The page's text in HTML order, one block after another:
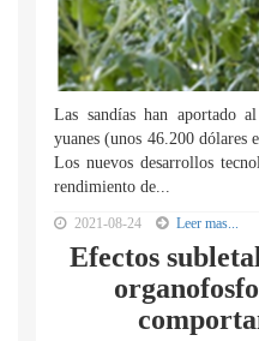
Las sandías han aportado
yuanes (unos 46.200 dólares
Los nuevos desarrollos
rendimiento de...
2021-08-24 Leer mas...
Efectos